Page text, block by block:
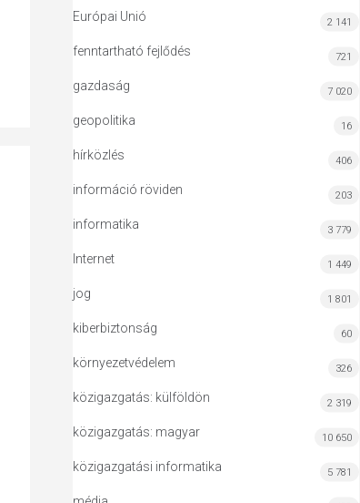
Európai Unió 2 141
fenntartható fejlődés 721
gazdaság 7 020
geopolitika 16
hírközlés 406
információ röviden 203
informatika 3 779
Internet 1 449
jog 1 801
kiberbiztonság 60
környezetvédelem 326
közigazgatás: külföldön 2 319
közigazgatás: magyar 10 650
közigazgatási informatika 5 781